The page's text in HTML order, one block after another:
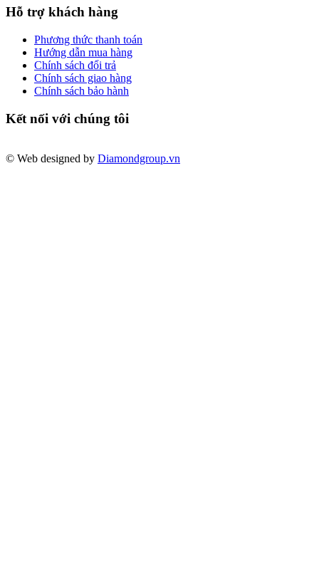
Hỗ trợ khách hàng
Phương thức thanh toán
Hướng dẫn mua hàng
Chính sách đổi trả
Chính sách giao hàng
Chính sách bảo hành
Kết nối với chúng tôi
© Web designed by Diamondgroup.vn